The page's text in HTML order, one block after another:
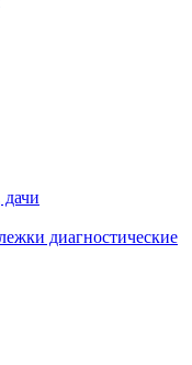
диагностические